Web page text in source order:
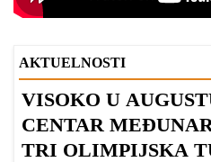
AKTUELNOSTI
VISOKO U
CENTAR
TRI OLIMPIJSKA